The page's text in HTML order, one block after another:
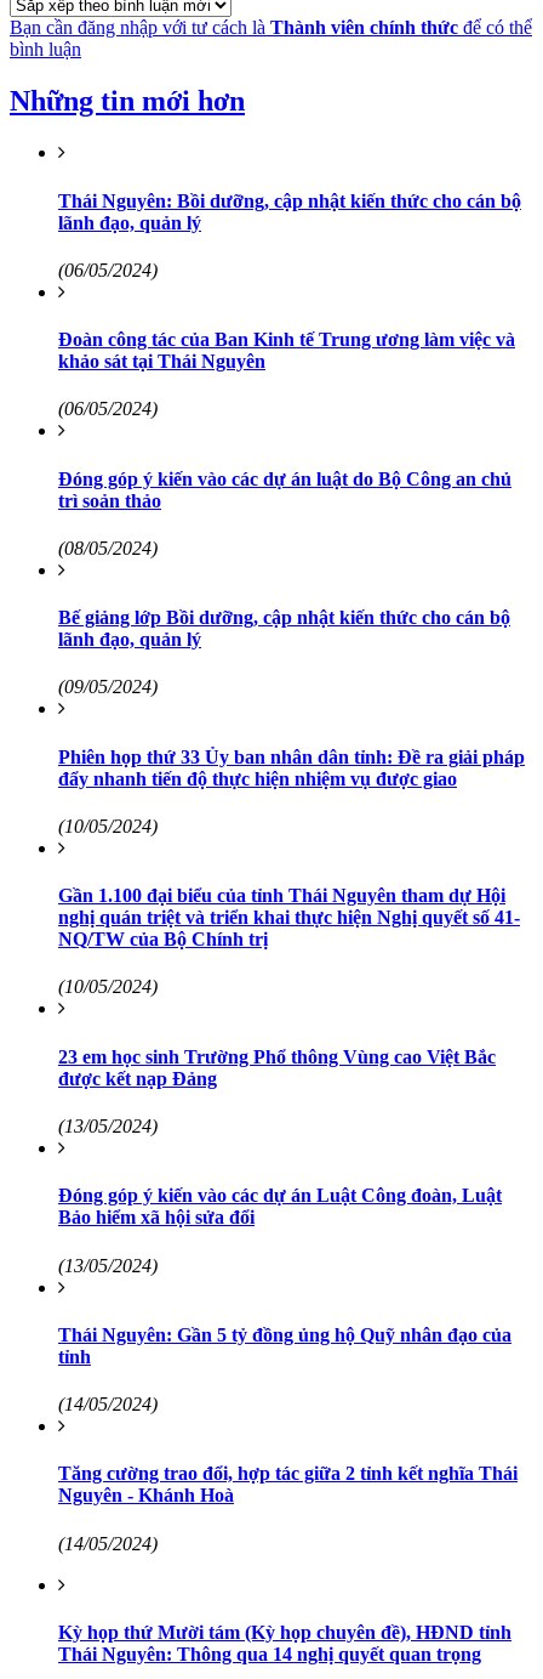
Bạn cần đăng nhập với tư cách là Thành viên chính thức để có thể
bình luận
Những tin mới hơn
Thái Nguyên: Bồi dưỡng, cập nhật kiến thức cho cán bộ
lãnh đạo, quản lý
(06/05/2024)
Đoàn công tác của Ban Kinh tế Trung ương làm việc và
khảo sát tại Thái Nguyên
(06/05/2024)
Đóng góp ý kiến vào các dự án luật do Bộ Công an chủ
trì soản thảo
(08/05/2024)
Bế giảng lớp Bồi dưỡng, cập nhật kiến thức cho cán bộ
lãnh đạo, quản lý
(09/05/2024)
Phiên họp thứ 33 Ủy ban nhân dân tỉnh: Đề ra giải pháp
đẩy nhanh tiến độ thực hiện nhiệm vụ được giao
(10/05/2024)
Gần 1.100 đại biểu của tỉnh Thái Nguyên tham dự Hội
nghị quán triệt và triển khai thực hiện Nghị quyết số 41-
NQ/TW của Bộ Chính trị
(10/05/2024)
23 em học sinh Trường Phổ thông Vùng cao Việt Bắc
được kết nạp Đảng
(13/05/2024)
Đóng góp ý kiến vào các dự án Luật Công đoàn, Luật
Bảo hiểm xã hội sửa đổi
(13/05/2024)
Thái Nguyên: Gần 5 tỷ đồng ủng hộ Quỹ nhân đạo của
tỉnh
(14/05/2024)
Tăng cường trao đổi, hợp tác giữa 2 tỉnh kết nghĩa Thái
Nguyên - Khánh Hoà
(14/05/2024)
Kỳ họp thứ Mười tám (Kỳ họp chuyên đề), HĐND tỉnh
Thái Nguyên: Thông qua 14 nghị quyết quan trọng